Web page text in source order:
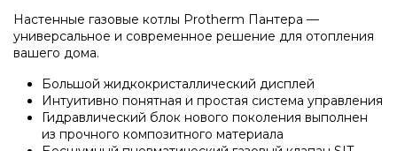
Готовые решения Protherm
Baxi
Настенные газовые котлы Baxi
Запчасти для котлов Mizudo
Запчасти Elko
Настенные газовые котлы Protherm Пантера —
универсальное и современное решение для отопления
вашего дома.
Большой жидкокристаллический дисплей
Интуитивно понятная и простая система управления
Гидравлический блок нового поколения выполнен
из прочного композитного материала